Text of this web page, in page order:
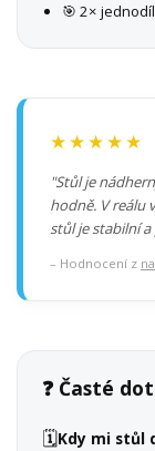
🎯 2×
★★★★★
"Stůl je
hodně. V reálu
stůl je stabilní
– Hodnocení z
❓ Časté
🗓️Kdy mi stůl